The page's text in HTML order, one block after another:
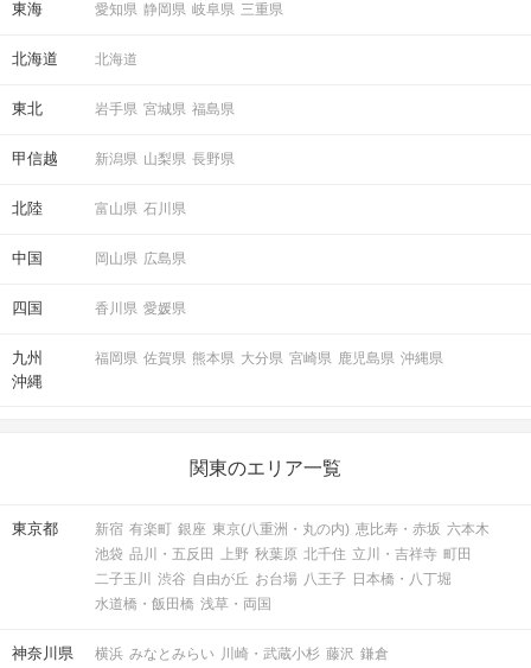
東海 愛知県 静岡県 岐阜県 三重県
北海道 北海道
東北 岩手県 宮城県 福島県
甲信越 新潟県 山梨県 長野県
北陸 富山県 石川県
中国 岡山県 広島県
四国 香川県 愛媛県
九州
沖縄
福岡県 佐賀県 熊本県 大分県 宮崎県 鹿児島県 沖縄県
関東のエリア一覧
東京都 新宿 有楽町 銀座 東京(八重洲・丸の内) 恵比寿・赤坂 六本木
池袋 品川・五反田 上野 秋葉原 北千住 立川・吉祥寺 町田
二子玉川
渋谷 自由が丘 お台場 八王子 日本橋・八丁堀
水道橋・飯田橋 浅草・両国
神奈川県 横浜 みなとみらい 川崎・武蔵小杉 藤沢 鎌倉